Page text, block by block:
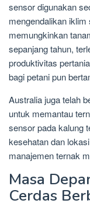
sensor digunakan
mengendalikan
memungkinkan
sepanjang tahun,
produktivitas
bagi petani pun
Australia juga telah
untuk memantau
sensor pada kalung
kesehatan dan
manajemen ternak
Masa
Cerdas